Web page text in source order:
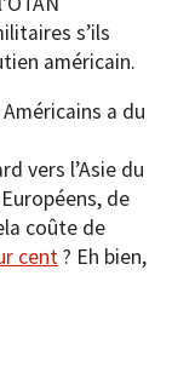
s’ils
américain.
a du
vers l’Asie du
de
coûte de
cent? Eh bien,